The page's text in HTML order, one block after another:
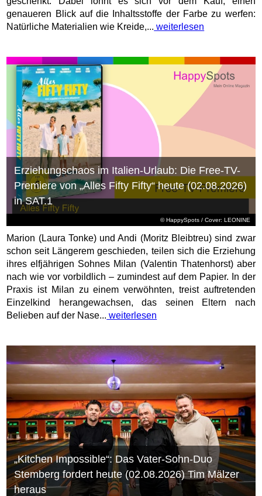
genaueren Blick auf die Inhaltsstoffe der Farbe zu werfen:
Natürliche Materialien wie Kreide,... weiterlesen
© HappySpots / Cover: LEONINE
Erziehungschaos im Italien-Urlaub: Die Free-TV-
Premiere von „Alles Fifty Fifty“ heute (02.08.2026)
in SAT.1
Marion (Laura Tonke) und Andi (Moritz Bleibtreu) sind zwar
schon seit Längerem geschieden, teilen sich die Erziehung
ihres elfjährigen Sohnes Milan (Valentin Thatenhorst) aber
nach wie vor vorbildlich – zumindest auf dem Papier. In der
Praxis ist Milan zu einem verwöhnten, treist auftretenden
Einzelkind herangewachsen, das seinen Eltern nach
Belieben auf der Nase... weiterlesen
„Kitchen Impossible“: Das Vater-Sohn-Duo
Stemberg fordert heute (02.08.2026) Tim Mälzer
heraus